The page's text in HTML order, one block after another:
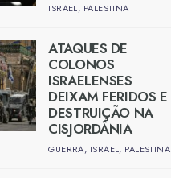
ISRAEL, PALESTINA
ATAQUES DE
COLONOS
ISRAELENSES
DEIXAM FERIDOS E
DESTRUIÇÃO NA
CISJORDÂNIA
GUERRA, ISRAEL, PALESTINA